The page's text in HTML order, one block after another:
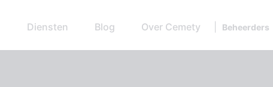
Diensten Blog Over Cemety Beheerders